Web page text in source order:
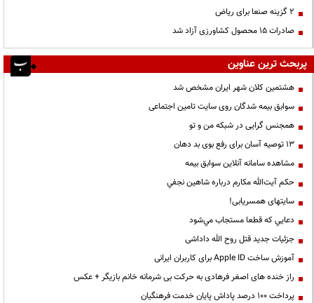
۲ گزینه صنعا برای ریاض
صادرات ۱۵ محصول کشاورزی آزاد شد
پربحث ترین عناوین
هشتمین کلان شهر ایران مشخص شد
سوابق بیمه شدگان روی سایت تامین اجتماعی
همجنس گرایی در شبکه من و تو
13 توصیه آسان برای رفع بوی بد دهان
مشاهده سامانه آنلاين سوابق بیمه
حكم آيت‌الله مكارم درباره شاهين نجفي
سایتهای همسریابی!
دعايي كه قطعا مستجاب مي‌شود
جزئیات جدید قتل روح الله داداشی
آموزش ساخت Apple ID برای کاربران ایرانی
راز خنده های اصغر فرهادی به حرکت بی شرمانه خانم بازیگر + عکس
پرداخت ۱۰۰ درصد پاداش پایان خدمت فرهنگیان